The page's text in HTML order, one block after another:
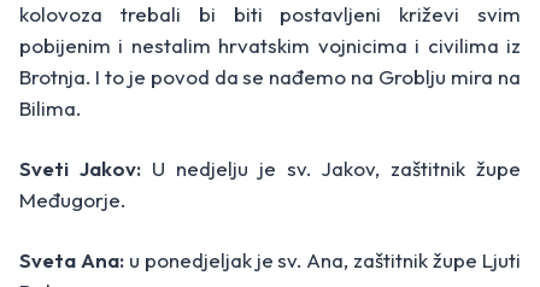
kolovoza trebali bi biti postavljeni križevi svim
pobijenim i nestalim hrvatskim vojnicima i civilima iz
Brotnja. I to je povod da se nađemo na Groblju mira na
Bilima.
Sveti Jakov: U nedjelju je sv. Jakov, zaštitnik župe
Međugorje.
Sveta Ana:u ponedjeljak je sv. Ana, zaštitnik župe Ljuti